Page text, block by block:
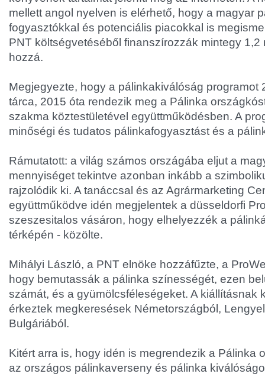
mellett angol nyelven is elérhető, hogy a magyar
fogyasztókkal és potenciális piacokkal is
PNT költségvetéséből finanszírozzák mintegy 1,2
hozzá.
Megjegyezte, hogy a pálinkakiválóság programot
tárca, 2015 óta rendezik meg a Pálinka
szakma köztestületével együttműködésben. A
minőségi és tudatos pálinkafogyasztást és a
Rámutatott: a világ számos országába eljut a
mennyiséget tekintve azonban inkább a
rajzolódik ki. A tanáccsal és az Agrármarketing
együttműködve idén megjelentek a düsseldorfi
szeszesitalos vásáron, hogy elhelyezzék a
térképén - közölte.
Mihályi László, a PNT elnöke hozzáfűzte, a
hogy bemutassák a pálinka színességét, ezen
számát, és a gyümölcsféleségeket. A kiállításnak
érkeztek megkeresések Németországból,
Bulgáriából.
Kitért arra is, hogy idén is megrendezik a Pálinka
az országos pálinkaverseny és pálinka